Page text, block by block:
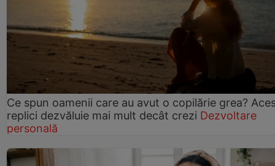
Ce spun oamenii care au avut o copilărie grea?
replici dezvăluie mai mult decât crezi Dezvoltare
personală